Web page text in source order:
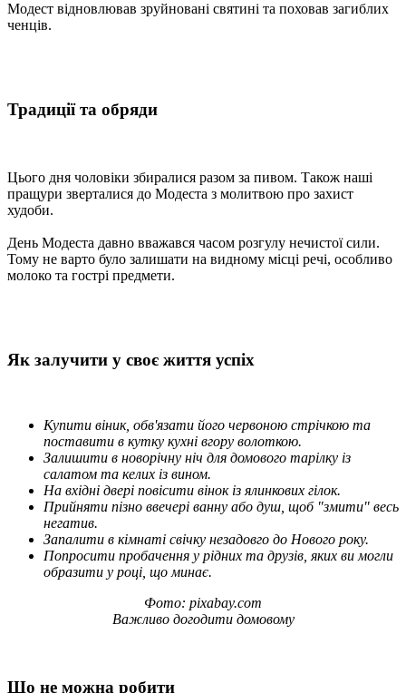
Модест відновлював зруйновані святині та поховав загиблих
ченців.
Традиції та обряди
Цього дня чоловіки збиралися разом за пивом. Також наші
пращури зверталися до Модеста з молитвою про захист
худоби.
День Модеста давно вважався часом розгулу нечистої сили.
Тому не варто було залишати на видному місці речі, особливо
молоко та гострі предмети.
Як залучити у своє життя успіх
Купити віник, обв'язати його червоною стрічкою та
поставити в кутку кухні вгору волоткою.
Залишити в новорічну ніч для домового тарілку із
салатом та келих із вином.
На вхідні двері повісити вінок із ялинкових гілок.
Прийняти пізно ввечері ванну або душ, щоб "змити" весь
негатив.
Запалити в кімнаті свічку незадовго до Нового року.
Попросити пробачення у рідних та друзів, яких ви могли
образити у році, що минає.
Фото: pixabay.com
Важливо догодити домовому
Що не можна робити